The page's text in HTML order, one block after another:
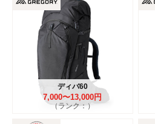
ディバ60
7,000〜13,000円
（ランク：）